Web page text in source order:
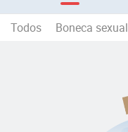
Todos Boneca sexual